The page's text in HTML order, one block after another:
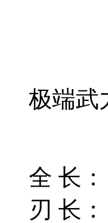
极端武
全 长：
刃 长